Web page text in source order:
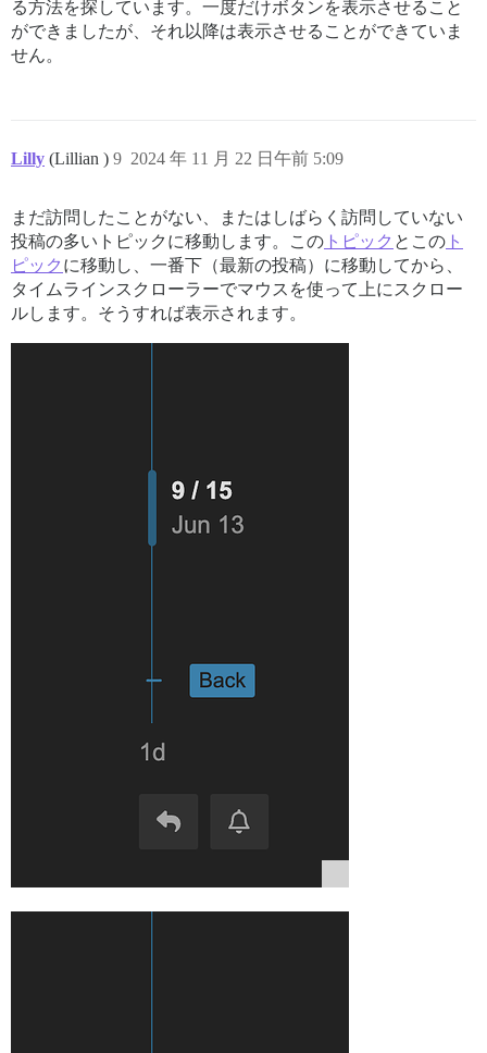
る方法を探しています。一度だけボタンを表示させること
ができましたが、それ以降は表示させることができていま
せん。
Lilly (Lillian ) 2024 年 11 月 22 日午前 5:09
9
まだ訪問したことがない、またはしばらく訪問していない
投稿の多いトピックに移動します。この トピック とこの ト
ピック に移動し、一番下（最新の投稿）に移動してから、
タイムラインスクローラーでマウスを使って上にスクロー
ルします。そうすれば表示されます。